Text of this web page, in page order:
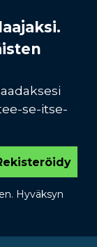
se-itse-
Hyväksyn